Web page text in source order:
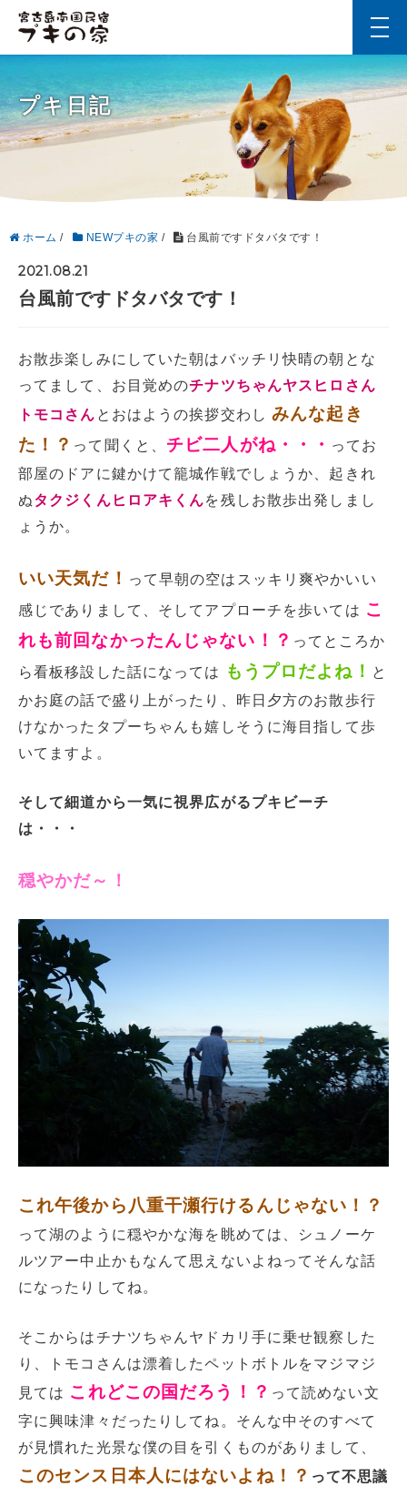
プキ日記
ホーム / NEWプキの家 / 台風前ですドタバタです！
2021.08.21
台風前ですドタバタです！
お散歩楽しみにしていた朝はバッチリ快晴の朝とな
ってまして、お目覚めのチナツちゃんヤスヒロさん
トモコさん とおはようの挨拶交わしみんな起き
た！？ って聞くと、 チビ二人がね・・・ ってお
部屋のドアに鍵かけて籠城作戦でしょうか、起きれ
ぬタクジくんヒロアキくんを残しお散歩出発しまし
ょうか。
いい天気だ！ って早朝の空はスッキリ爽やかいい
感じでありまして、そしてアプローチを歩いては こ
れも前回なかったんじゃない！？ ってところか
ら看板移設した話になっては
もうプロだよね！ と
かお庭の話で盛り上がったり、昨日夕方のお散歩行
けなかったタプーちゃんも嬉しそうに海目指して歩
いてますよ。
そ して細道から一気に視界広がるプキビーチ
は・・・
穏やかだ～！
これ午後から八重干瀬行けるんじゃない！？
って湖のように穏やかな海を眺めては、シュノーケ
ルツアー中止かもなんて思えないよねってそんな話
になったりしてね。
そこからはチナツちゃんヤドカリ手に乗せ観察した
り、トモコさんは漂着したペットボトルをマジマジ
見ては これどこの国だろう！？ って読めない文
字に興味津々だったりしてね。そんな中そのすべて
が見慣れた光景な僕の目を引くものがありまして、
このセンス日本人にはないよね！？ って不思議
t
o
g
g
l
v
a